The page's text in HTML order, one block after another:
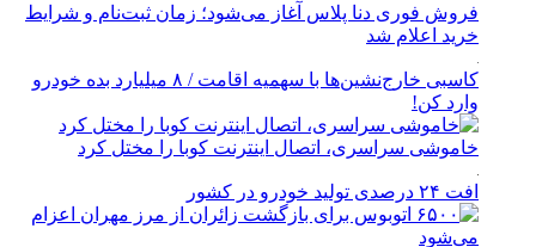
فروش فوری دنا پلاس آغاز می‌شود؛ زمان ثبت‌نام و شرایط
خرید اعلام شد
کاسبی خارج‌نشین‌ها با سهمیه اقامت / ۸ میلیارد بده خودرو
وارد کن!
خاموشی سراسری، اتصال اینترنت کوبا را مختل کرد
افت ۲۴ درصدی تولید خودرو در کشور